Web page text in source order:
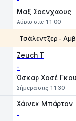
Μαξ Σοενχάους
Αύριο στις 11:00
Τσάλεντζερ -
Zeuch T
-
Όσκαρ Χοσέ
Σήμερα στις 11:30
Χάινεκ Μπάρτον
-